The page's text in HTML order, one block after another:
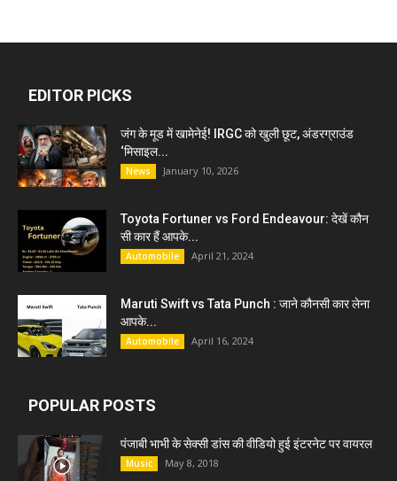
EDITOR PICKS
जंग के मूड में खामेनेई! IRGC को खुली छूट, अंडरग्राउंड
‘मिसाइल...
News January 10, 2026
Toyota Fortuner vs Ford Endeavour: देखें कौन
सी कार हैं आपके...
Automobile April 21, 2024
Maruti Swift vs Tata Punch : जाने कौनसी कार लेना
आपके...
Automobile April 16, 2024
POPULAR POSTS
पंजाबी भाभी के सेक्सी डांस की वीडियो हुई इंटरनेट पर वायरल
Music May 8, 2018